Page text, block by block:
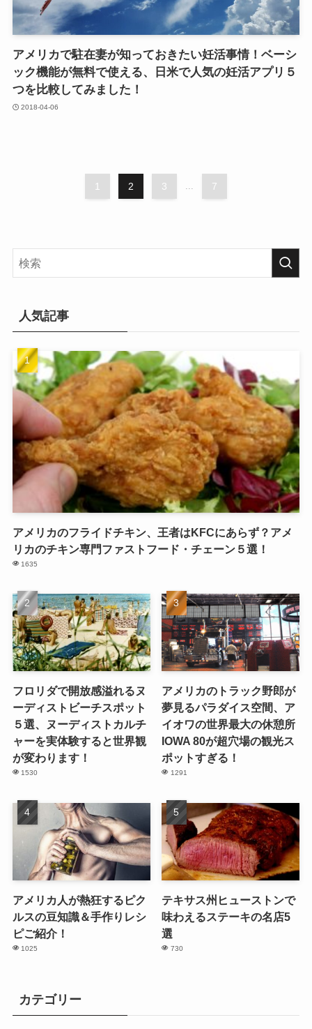
アメリカで駐在妻が知っておきたい妊活事情！ベーシ
ック機能が無料で使える、日米で人気の妊活アプリ５
つを比較してみました！
2018-04-06
1 2 3 ... 7
人気記事
アメリカのフライドチキン、王者はKFCにあらず？アメ
リカのチキン専門ファストフード・チェーン５選！
1635
フロリダで開放感溢れるヌ
ーディストビーチスポット
５選、ヌーディストカルチ
ャーを実体験すると世界観
が変わります！
1530
アメリカのトラック野郎が
夢見るパラダイス空間、ア
イオワの世界最大の休憩所
IOWA 80が超穴場の観光ス
ポットすぎる！
1291
アメリカ人が熱狂するピク
ルスの豆知識＆手作りレシ
ピご紹介！
1025
テキサス州ヒューストンで
味わえるステーキの名店5
選
730
カテゴリー